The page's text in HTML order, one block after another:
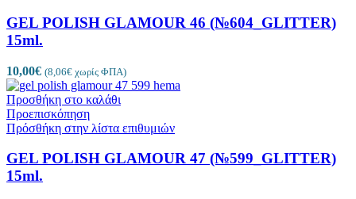
GEL POLISH GLAMOUR 46 (№604_GLITTER)
15ml.
10,00€ (8,06€ χωρίς ΦΠΑ)
Προσθήκη στο καλάθι
Προεπισκόπηση
Πρόσθήκη στην λίστα επιθυμιών
GEL POLISH GLAMOUR 47 (№599_GLITTER)
15ml.